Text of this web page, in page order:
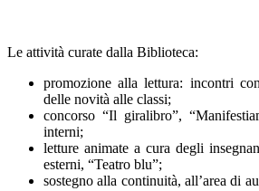
Le attività curate dalla Biblioteca:
promozione alla lettura: incontri
delle novità alle classi;
concorso “Il giralibro”,
interni;
letture animate a cura degli
esterni, “Teatro blu”;
sostegno alla continuità, all’area di